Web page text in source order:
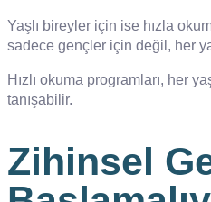
Yaşlı bireyler için ise hızla
sadece gençler için değil, her
Hızlı okuma programları, her
tanışabilir.
Zihinsel